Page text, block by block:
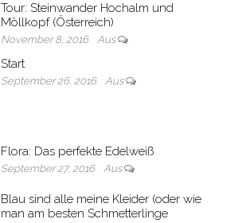
Tour: Steinwander Hochalm und
Möllkopf (Österreich)
November 8, 2016 Aus
Start
September 26, 2016 Aus
Flora: Das perfekte Edelweiß
September 27, 2016 Aus
Blau sind alle meine Kleider (oder wie
man am besten Schmetterlinge